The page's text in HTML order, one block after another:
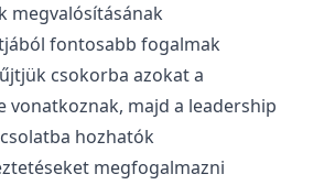
megvalósításának
fontosabb fogalmak
csokorba azokat a
vonatkoznak, majd a leadership
hozhatók
megfogalmazni